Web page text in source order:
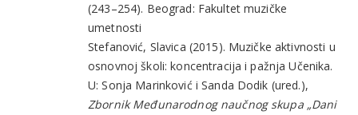
(243–254). Beograd: Fakultet muzičke
umetnosti
Stefanović, Slavica (2015). Muzičke aktivnosti u
osnovnoj školi: koncentracija i pažnja Učenika.
U: Sonja Marinković i Sanda Dodik (ured.),
Zbornik Međunarodnog naučnog skupa „Dani